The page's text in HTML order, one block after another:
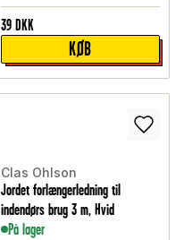
39 DKK
KØB
Clas Ohlson
Jordet forlængerledning til
indendørs brug 3 m, Hvid
På lager